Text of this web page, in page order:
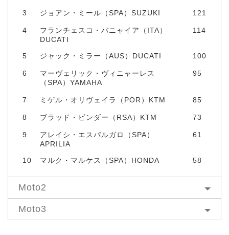
3 ジョアン・ミール（SPA）SUZUKI 121
4
フランチェスコ・バニャイア（ITA）
DUCATI
114
5 ジャック・ミラー（AUS）DUCATI 100
6
マーヴェリック・ヴィニャーレス
（SPA）YAMAHA
95
7 ミゲル・オリヴェイラ（POR）KTM 85
8 ブラッド・ビンダー（RSA）KTM 73
9
アレイシ・エスパルガロ（SPA）
APRILIA
61
10 マルク・マルケス（SPA）HONDA 58
Moto2
Moto3